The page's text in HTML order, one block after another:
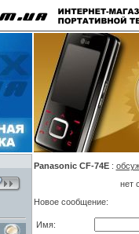
Panasonic CF-74E:
нет
Новое сообщение:
Имя: